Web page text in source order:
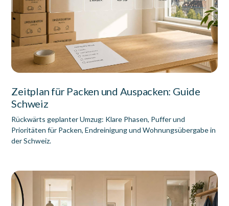
Zeitplan für Packen und Auspacken: Guide
Schweiz
Rückwärts geplanter Umzug: Klare Phasen, Puffer und
Prioritäten für Packen, Endreinigung und Wohnungsübergabe in
der Schweiz.